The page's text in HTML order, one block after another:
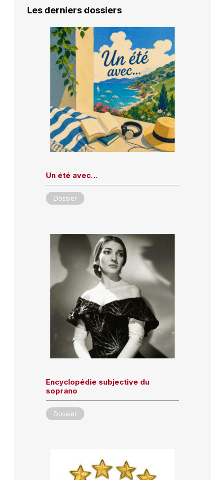
Les derniers dossiers
Un été avec…
Dossier
Encyclopédie subjective du
soprano
Dossier